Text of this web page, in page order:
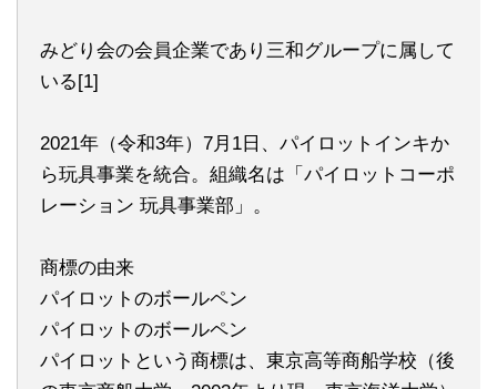
みどり会の会員企業であり三和グループに属して
いる[1]
2021年（令和3年）7月1日、パイロットインキか
ら玩具事業を統合。組織名は「パイロットコーポ
レーション 玩具事業部」。
商標の由来
パイロットのボールペン
パイロットのボールペン
パイロットという商標は、東京高等商船学校（後